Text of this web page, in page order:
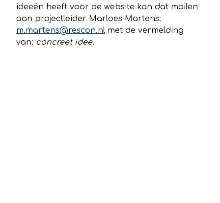
ideeën heeft voor de website kan dat mailen
aan projectleider Marloes Martens:
m.martens@rescon.nl met de vermelding
van: concreet idee.